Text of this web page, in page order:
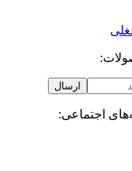
ارسال
اجتماعی: